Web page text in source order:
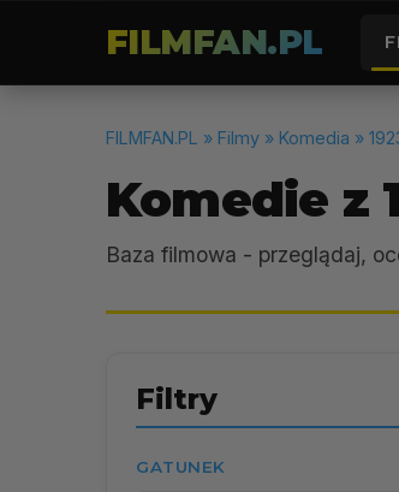
FILMFAN.PL
FILMFAN.PL » Filmy » Komedia »
Komedie z
Baza filmowa - przeglądaj,
Filtry
GATUNEK